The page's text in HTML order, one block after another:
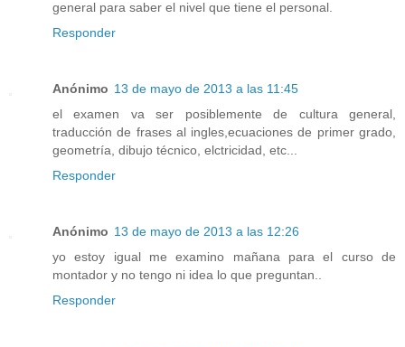
general para saber el nivel que tiene el personal.
Responder
Anónimo 13 de mayo de 2013 a las 11:45
el examen va ser posiblemente de cultura general,
traducción de frases al ingles,ecuaciones de primer grado,
geometría, dibujo técnico, elctricidad, etc...
Responder
Anónimo 13 de mayo de 2013 a las 12:26
yo estoy igual me examino mañana para el curso de
montador y no tengo ni idea lo que preguntan..
Responder